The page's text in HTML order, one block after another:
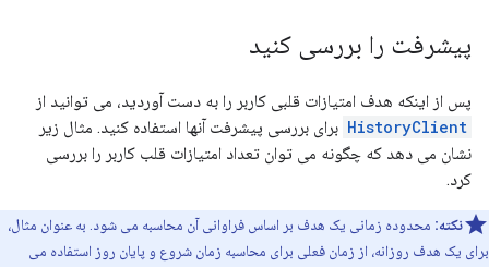
پیشرفت را بررسی کنید
پس از اینکه هدف امتیازات قلبی کاربر را به دست آوردید، می توانید از
HistoryClient برای بررسی پیشرفت آنها استفاده کنید. مثال زیر
نشان می دهد که چگونه می توان تعداد امتیازات قلب کاربر را بررسی
کرد.
نکته: محدوده زمانی یک هدف بر اساس فراوانی آن محاسبه می شود. به عنوان مثال،
برای یک هدف روزانه، از زمان فعلی برای محاسبه زمان شروع و پایان روز استفاده می